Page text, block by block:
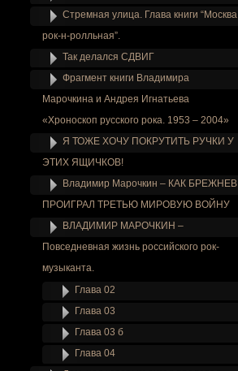
Стремная улица. Глава книги “Москва
рок-н-ролльная”.
Так делался СДВИГ
Фрагмент книги Владимира
Марочкина и Андрея Игнатьева
«Хроноскоп русского рока. 1953 – 2004»
Я ТОЖЕ ХОЧУ ПОКРУТИТЬ РУЧКИ У
ЭТИХ ЯЩИЧКОВ!
Владимир Марочкин – КАК БРЕЖНЕВ
ПРОИГРАЛ ТРЕТЬЮ МИРОВУЮ ВОЙНУ
ВЛАДИМИР МАРОЧКИН –
Повседневная жизнь российского рок-
музыканта.
Глава 02
Глава 03
Глава 03 б
Глава 04